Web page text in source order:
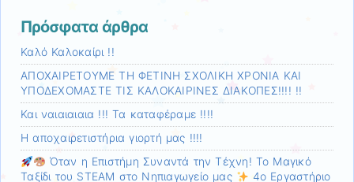
Πρόσφατα άρθρα
Καλό Καλοκαίρι !!
ΑΠΟΧΑΙΡΕΤΟΥΜΕ ΤΗ ΦΕΤΙΝΗ ΣΧΟΛΙΚΗ ΧΡΟΝΙΑ ΚΑΙ
ΥΠΟΔΕΧΟΜΑΣΤΕ ΤΙΣ ΚΑΛΟΚΑΙΡΙΝΕΣ ΔΙΑΚΟΠΕΣ!!!! !!
Και ναιαιαιαια !!! Τα καταφέραμε !!!!
Η αποχαιρετιστήρια γιορτή μας !!!!
Όταν η Επιστήμη Συναντά την Τέχνη! Το Μαγικό
Ταξίδι του STEAM στο Νηπιαγωγείο μας
4ο Εργαστήριο